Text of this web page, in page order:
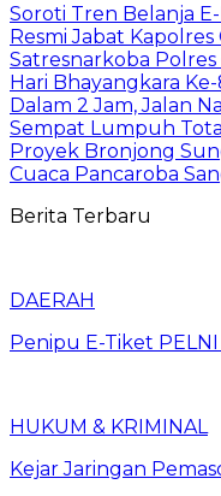
Soroti Tren Belanja
Resmi Jabat
Satresnarkoba
Hari Bhayangkara
Dalam 2 Jam, Jalan
Sempat Lumpuh
Proyek Bronjong
Cuaca Pancaroba
Berita Terbaru
DAERAH
Penipu E-Tiket
HUKUM & KRIMINAL
Kejar Jaringan